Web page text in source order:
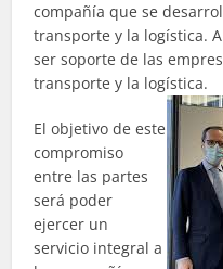
compañía que se
transporte y la logística.
ser soporte de las
transporte y la logística.
El objetivo de este
compromiso
entre las partes
será poder
ejercer un
servicio integral a